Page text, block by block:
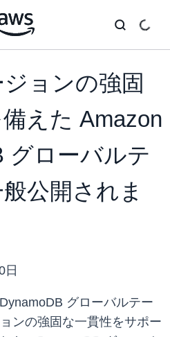
ョンの強固
えた Amazon
グローバルテ
公開されま
日
グローバルテー
ンの強固な一貫性をサポー